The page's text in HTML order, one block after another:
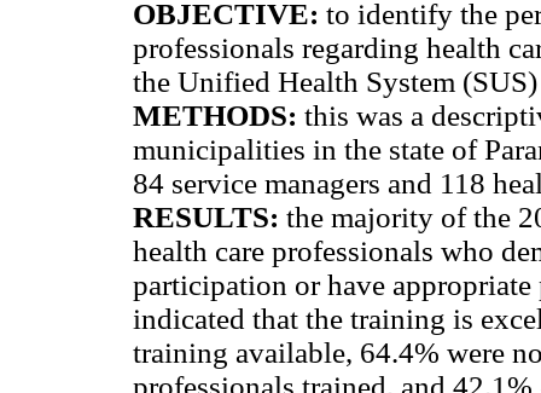
OBJECTIVE: to identify the
professionals regarding health
the Unified Health System
METHODS: this was a
municipalities in the state of
84 service managers and 118
RESULTS: the majority of the
health care professionals who
participation or have
indicated that the training is
training available, 64.4% were
professionals trained, and